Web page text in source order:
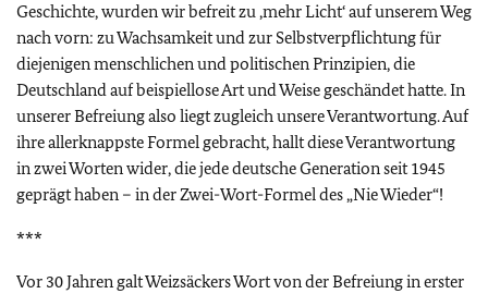
Geschichte, wurden wir befreit zu ‚mehr Licht‘ auf unserem Weg
nach vorn: zu Wachsamkeit und zur Selbstverpflichtung für
diejenigen menschlichen und politischen Prinzipien, die
Deutschland auf beispiellose Art und Weise geschändet hatte. In
unserer Befreiung also liegt zugleich unsere Verantwortung. Auf
ihre allerknappste Formel gebracht, hallt diese Verantwortung
in zwei Worten wider, die jede deutsche Generation seit 1945
geprägt haben – in der Zwei-Wort-Formel des „Nie Wieder“!
***
Vor 30 Jahren galt Weizsäckers Wort von der Befreiung in erster